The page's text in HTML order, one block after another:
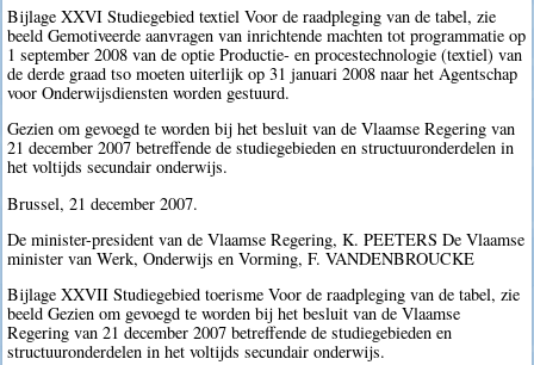
Bijlage XXVI Studiegebied textiel Voor de raadpleging van de tabel, zie
beeld Gemotiveerde aanvragen van inrichtende machten tot programmatie op
1 september 2008 van de optie Productie- en procestechnologie (textiel) van
de derde graad tso moeten uiterlijk op 31 januari 2008 naar het Agentschap
voor Onderwijsdiensten worden gestuurd.
Gezien om gevoegd te worden bij het besluit van de Vlaamse Regering van
21 december 2007 betreffende de studiegebieden en structuuronderdelen in
het voltijds secundair onderwijs.
Brussel, 21 december 2007.
De minister-president van de Vlaamse Regering, K. PEETERS De Vlaamse
minister van Werk, Onderwijs en Vorming, F. VANDENBROUCKE
Bijlage XXVII Studiegebied toerisme Voor de raadpleging van de tabel, zie
beeld Gezien om gevoegd te worden bij het besluit van de Vlaamse
Regering van 21 december 2007 betreffende de studiegebieden en
structuuronderdelen in het voltijds secundair onderwijs.